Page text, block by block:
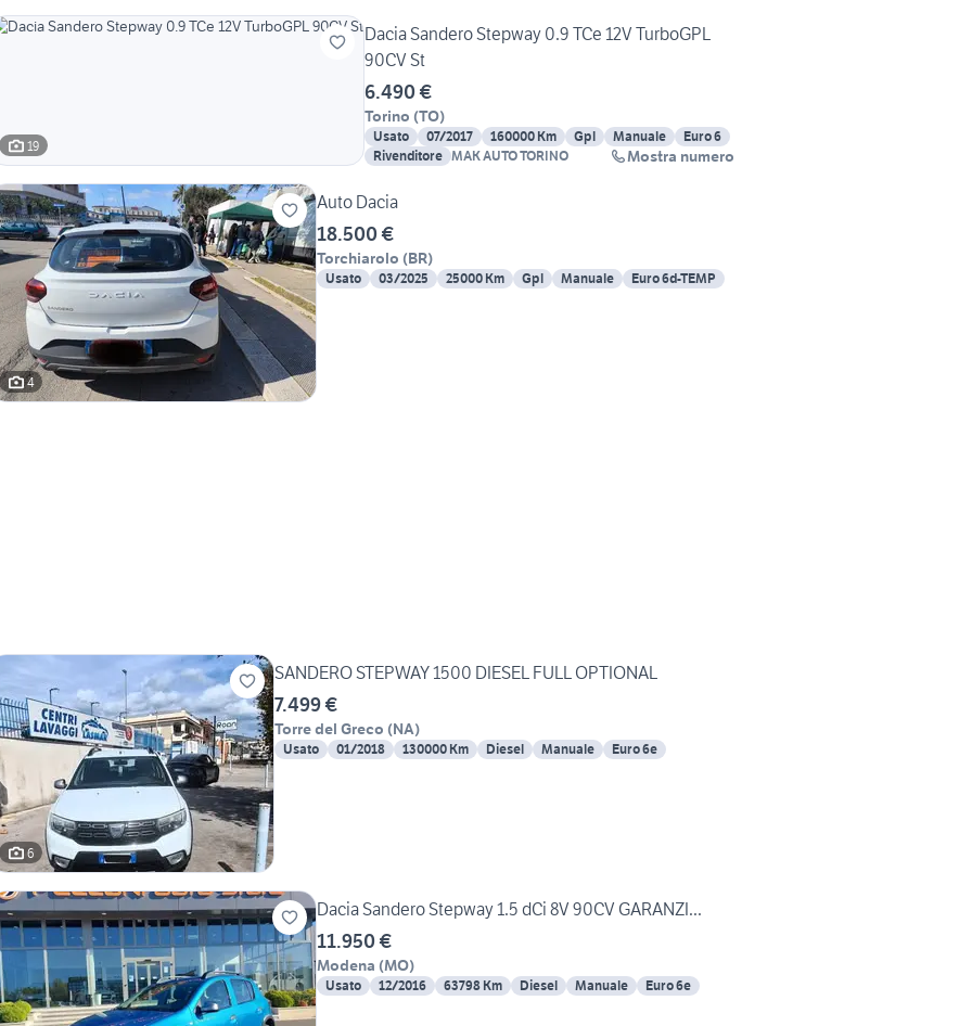
19
Dacia Sandero Stepway 0.9 TCe 12V TurboGPL
90CV St
6.490 €
Torino (TO)
Usato 07/2017 160000 Km Gpl Manuale
Euro 6
Rivenditore MAK AUTO TORINO Mostra numero
4
Auto Dacia
18.500 €
Torchiarolo (BR)
Usato 03/2025 25000 Km Gpl Manuale Euro 6d-TEMP
6
SANDERO STEPWAY 1500 DIESEL FULL OPTIONAL
7.499 €
Torre del Greco (NA)
Usato 01/2018 130000 Km Diesel Manuale Euro 6e
Dacia Sandero Stepway 1.5 dCi 8V 90CV GARANZI...
11.950 €
Modena (MO)
Usato 12/2016 63798 Km Diesel Manuale Euro 6e